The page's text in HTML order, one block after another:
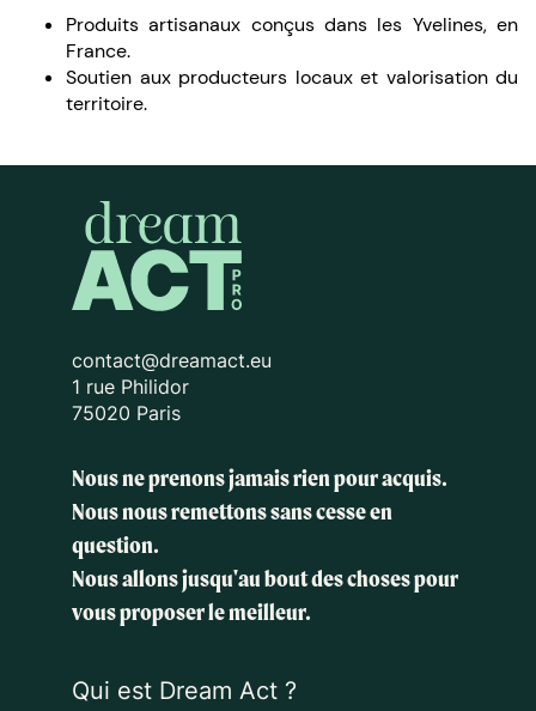
Produits artisanaux conçus dans les Yvelines, en
France.
Soutien aux producteurs locaux et valorisation du
territoire.
contact@dreamact.eu
1 rue Philidor
75020 Paris
Nous ne prenons jamais rien pour acquis.
Nous nous remettons sans cesse en
question.
Nous allons jusqu'au bout des chosespour
vous proposer le meilleur.
Qui est Dream Act ?